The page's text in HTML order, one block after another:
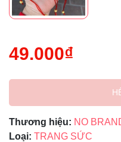
49.000₫
Thương hiệu: NO
Loại: TRANG SỨC